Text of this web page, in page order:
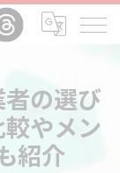
の選び
やメン
紹介